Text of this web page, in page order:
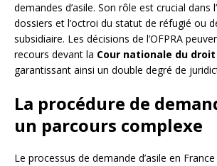
demandes d’asile. Son rôle est crucial dans
dossiers et l’octroi du statut de réfugié ou
subsidiaire. Les décisions de l’OFPRA
recours devant la Cour nationale du droit
garantissant ainsi un double degré de
La procédure de
un parcours complexe
Le processus de demande d’asile en